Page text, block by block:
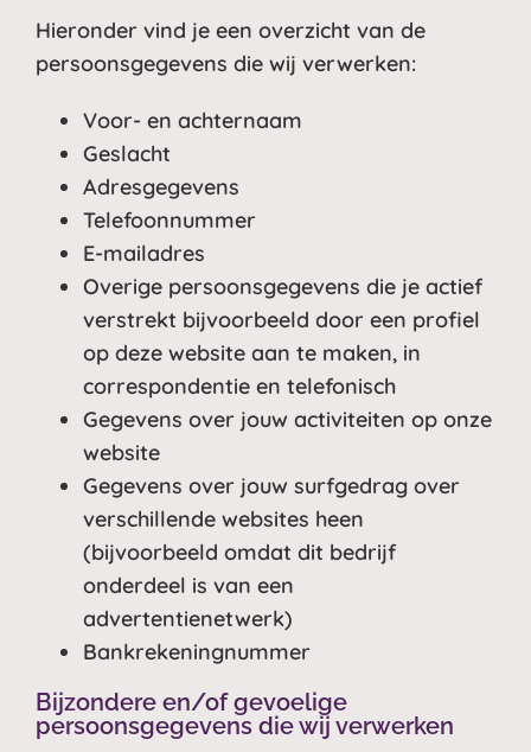
Hieronder vind je een overzicht van de
persoonsgegevens die wij verwerken:
Voor- en achternaam
Geslacht
Adresgegevens
Telefoonnummer
E-mailadres
Overige persoonsgegevens die je actief
verstrekt bijvoorbeeld door een profiel
op deze website aan te maken, in
correspondentie en telefonisch
Gegevens over jouw activiteiten op onze
website
Gegevens over jouw surfgedrag over
verschillende websites heen
(bijvoorbeeld omdat dit bedrijf
onderdeel is van een
advertentienetwerk)
Bankrekeningnummer
Bijzondere en/of gevoelige
persoonsgegevens die wij verwerken